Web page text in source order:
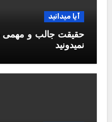
آیا میدانید
حقیقت جالب و مهمی
نمیدونید